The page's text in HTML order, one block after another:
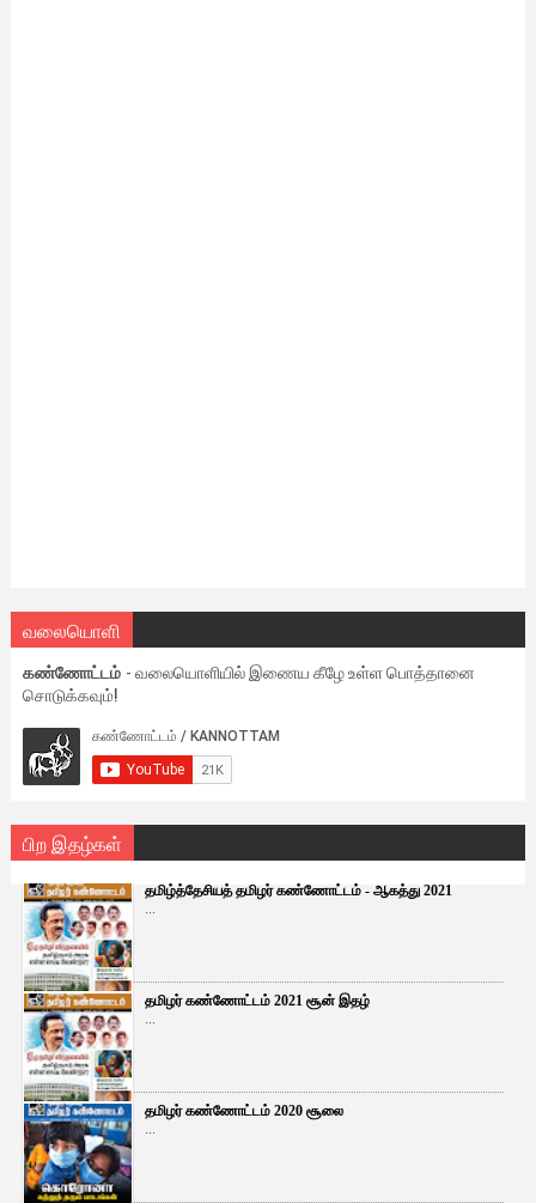
வலையொளி
கண்ணோட்டம் - வலையொளியில் இணைய கீழே உள்ள பொத்தானை
சொடுக்கவும்!
பிற இதழ்கள்
தமிழ்த்தேசியத் தமிழர் கண்ணோட்டம் - ஆகத்து 2021
...
தமிழர் கண்ணோட்டம் 2021 சூன் இதழ்
...
தமிழர் கண்ணோட்டம் 2020 சூலை
...